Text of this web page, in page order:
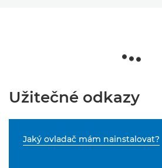
Užitečné odkazy
Jaký ovladač mám nainstalovat?